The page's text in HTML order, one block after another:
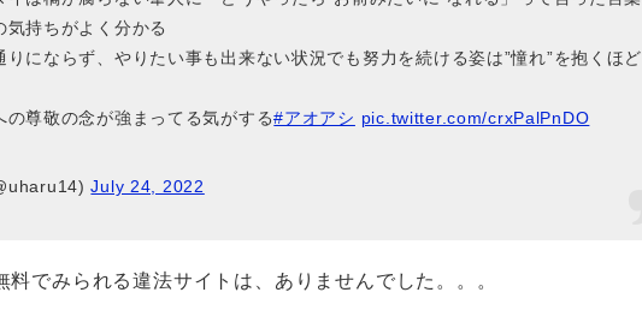
気持ちがよく分かる
りにならず、やりたい事も出来ない状況でも努力を続ける姿は”憧れ”を抱くほど
の尊敬の念が強まってる気がする#アオアシ pic.twitter.com/crxPalPnDO
July 24, 2022
料でみられる違法サイトは、ありませんでした。。。